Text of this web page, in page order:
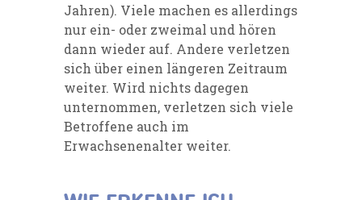
Jahren). Viele machen es allerdings
nur ein- oder zweimal und hören
dann wieder auf. Andere verletzen
sich über einen längeren Zeitraum
weiter. Wird nichts dagegen
unternommen, verletzen sich viele
Betroffene auch im
Erwachsenenalter weiter.